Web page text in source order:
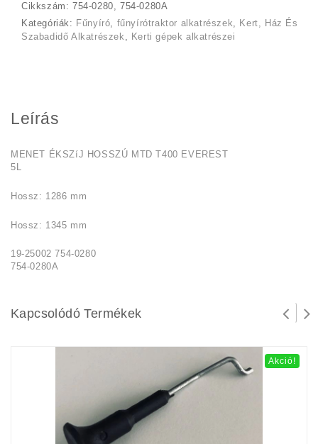
Cikkszám: 754-0280, 754-0280A
Kategóriák: Fűnyíró, fűnyírótraktor alkatrészek, Kert, Ház És
Szabadidő Alkatrészek , Kerti gépek alkatrészei
Leírás
MENET ÉKSZíJ HOSSZÚ MTD T400 EVEREST
5L
Hossz: 1286 mm
Hossz: 1345 mm
19-25002 754-0280
754-0280A
Kapcsolódó Termékek
Akció!